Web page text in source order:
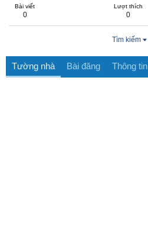
Bài viết
0
Lượt thích
0
Tìm kiếm
Tường nhà Bài đăng Thông tin